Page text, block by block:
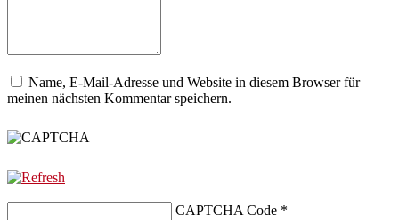
Name, E-Mail-Adresse und Website in diesem Browser für
meinen nächsten Kommentar speichern.
CAPTCHA Code *